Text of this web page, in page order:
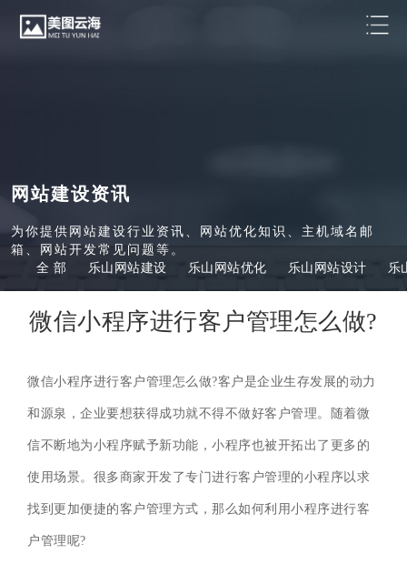
网站建设资讯
为你提供网站建设行业资讯、网站优化知识、主机域名邮
箱、网站开发常见问题等。
全 部
乐山网站建设 乐山网站优化 乐山网站设计 乐
微信小程序进行客户管理怎么做?
微信小程序进行客户管理怎么做?客户是企业生存发展的动力
和源泉，企业要想获得成功就不得不做好客户管理。随着微
信不断地为小程序赋予新功能，小程序也被开拓出了更多的
使用场景。很多商家开发了专门进行客户管理的小程序以求
找到更加便捷的客户管理方式，那么如何利用小程序进行客
户管理呢?